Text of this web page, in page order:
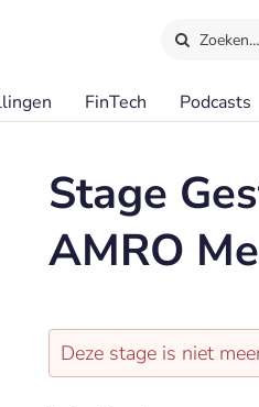
Zoeken…
FinTech Podcasts
Stage
AMRO
Deze stage is niet